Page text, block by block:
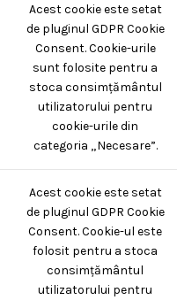
Acest cookie este setat
de pluginul GDPR Cookie
Consent. Cookie-urile
sunt folosite pentru a
stoca consimțământul
utilizatorului pentru
cookie-urile din
categoria „Necesare”.
Acest cookie este setat
de pluginul GDPR Cookie
Consent. Cookie-ul este
folosit pentru a stoca
consimțământul
utilizatorului pentru